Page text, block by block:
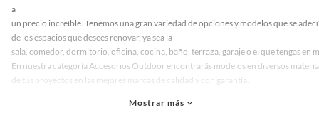
a
un precio increíble. Tenemos una gran variedad de opciones y modelos que se
de los espacios que desees renovar, ya sea la
sala, comedor, dormitorio, oficina, cocina, baño, terraza, garaje o el que tengas en
En nuestra categoría Accesorios Outdoor encontrarás modelos en diversos
de tus proyectos en las mejores marcas de calidad y con garantía.
Precios de Accesorios Outdoor en Sodimac Perú
Mostrar más